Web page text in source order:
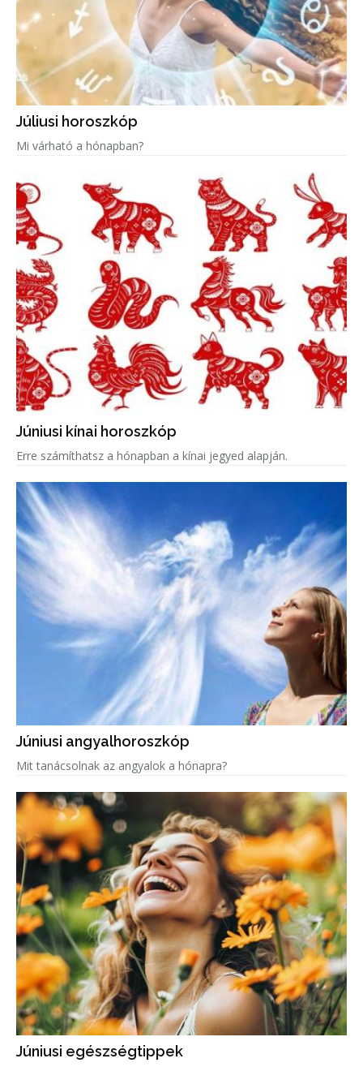
Júliusi horoszkóp
Mi várható a hónapban?
Júniusi kínai horoszkóp
Erre számíthatsz a hónapban a kínai jegyed alapján.
Júniusi angyalhoroszkóp
Mit tanácsolnak az angyalok a hónapra?
Júniusi egészségtippek